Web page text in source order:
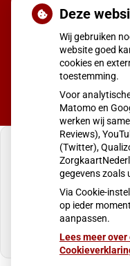
Woensdag:
Donderdag:
U heeft geen
externe inhoud
Cookie-
Deze
Wij gebruiken
website goed
cookies en
toestemming.
Voor
Matomo en
werken wij
Reviews),
(Twitter),
gegevens zoals
Via Cookie-
op ieder
aanpassen.
Lees meer